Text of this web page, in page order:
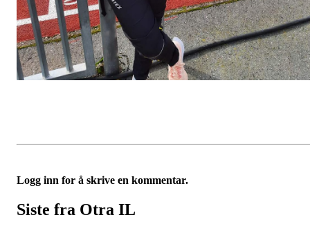
Logg inn for å skrive en kommentar.
Siste fra Otra IL